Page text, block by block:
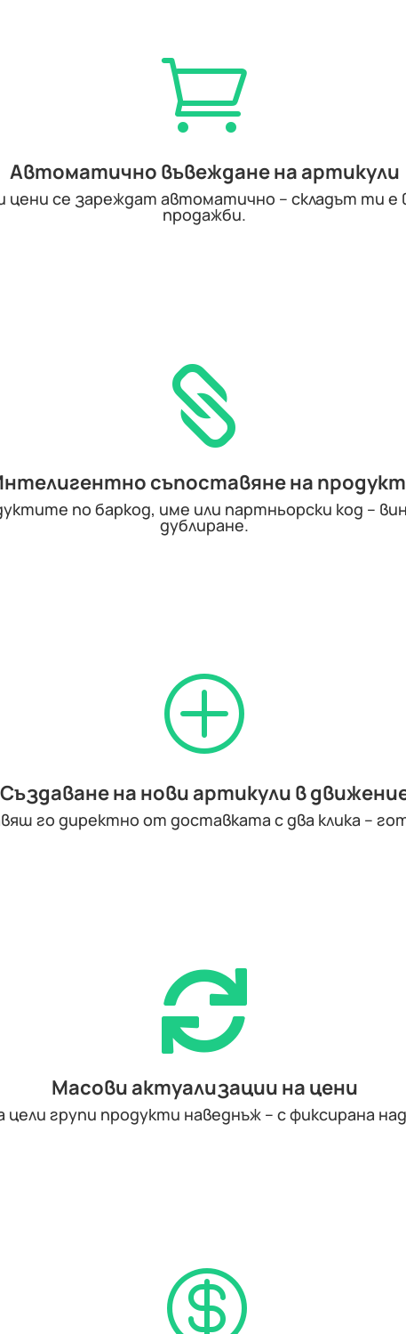

Автоматично въвеждане на артикули
цени се зареждат автоматично – складът ти е
продажби.

съпоставяне на
по баркод, име или партньорски код –
дублиране.
P
Създаване на нови артикули в
го директно от доставката с два клика –

Масови актуализации на цени
групи продукти наведнъж – с фиксирана
